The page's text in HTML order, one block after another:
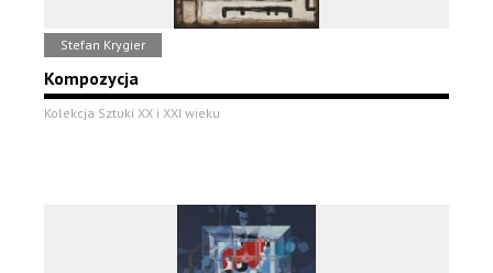
Stefan Krygier
Kompozycja
Kolekcja Sztuki XX i XXI wieku